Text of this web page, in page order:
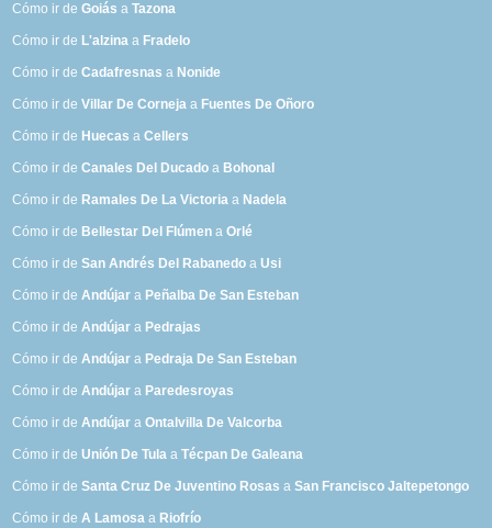
Cómo ir deGoiás aTazona
Cómo ir de L'alzina a Fradelo
Cómo ir deCadafresnas a Nonide
Cómo ir deVillar De Corneja a Fuentes De Oñoro
Cómo ir de Huecas aCellers
Cómo ir deCanales Del Ducado a Bohonal
Cómo ir de Ramales De La Victoria a Nadela
Cómo ir de Bellestar Del Flúmen aOrlé
Cómo ir deSan Andrés Del Rabanedo aUsi
Cómo ir deAndújar a Peñalba De San Esteban
Cómo ir deAndújar a Pedrajas
Cómo ir deAndújar a Pedraja De San Esteban
Cómo ir deAndújar a Paredesroyas
Cómo ir deAndújar aOntalvilla De Valcorba
Cómo ir deUnión De Tula aTécpan De Galeana
Cómo ir deSanta Cruz De Juventino Rosas aSan Francisco Jaltepetongo
Cómo ir deA Lamosa a Riofrío